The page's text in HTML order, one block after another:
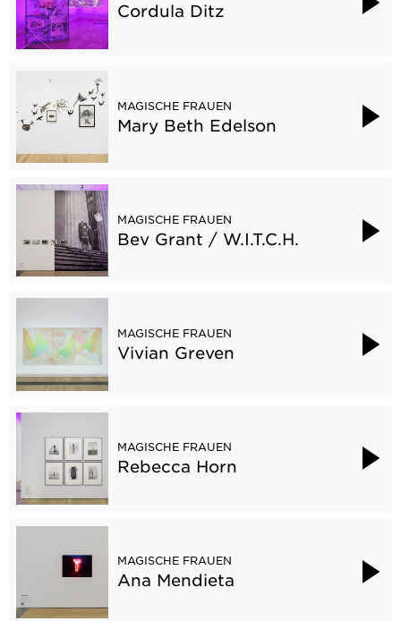
Cordula Ditz
MAGISCHE FRAUEN
Mary Beth Edelson
MAGISCHE FRAUEN
Bev Grant / W.I.T.C.H.
MAGISCHE FRAUEN
Vivian Greven
MAGISCHE FRAUEN
Rebecca Horn
MAGISCHE FRAUEN
Ana Mendieta